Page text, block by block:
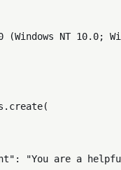
NT 10.0;
:
"You are a